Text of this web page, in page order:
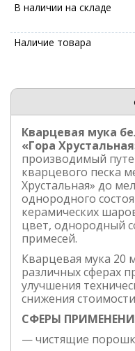
В наличии на складе
Наличие товара
Кварцевая мука
«Гора
производимый
кварцевого песка
Хрустальная» до
однородного
керамических
цвет, однородный
примесей.
Кварцевая мука 20
различных сферах
улучшения
снижения
СФЕРЫ
— чистящие